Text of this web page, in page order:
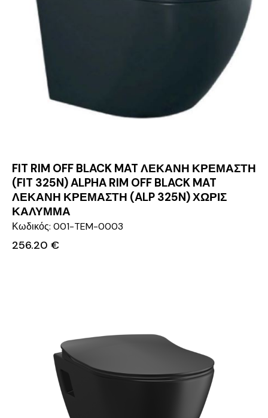
FIT RIM OFF BLACK MAT ΛΕΚΑΝΗ ΚΡΕΜΑΣΤΗ
(FIT 325N) ALPHA RIM OFF BLACK MAT
ΛΕΚΑΝΗ ΚΡΕΜΑΣΤΗ (ALP 325N) ΧΩΡΙΣ
ΚΑΛΥΜΜΑ
Κωδικός: 001-TEM-0003
256.20 €